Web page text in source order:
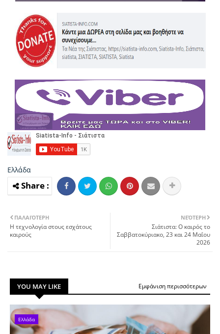
Ελλάδα
ΝΕΌΤΕΡΗ
Σιάτιστα: O καιρός το
Σαββατοκύριακο, 23 και 24 Μαΐου
2026
ΠΑΛΑΙΌΤΕΡΗ
Η τεχνολογία στους εσχάτους
καιρούς
YOU MAY LIKE Εμφάνιση περισσότερων
Ελλάδα